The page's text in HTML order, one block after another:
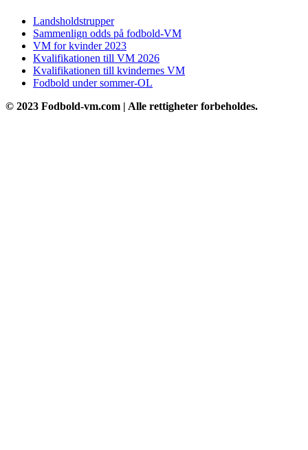
Landsholdstrupper
Sammenlign odds på fodbold-VM
VM for kvinder 2023
Kvalifikationen till VM 2026
Kvalifikationen till kvindernes VM
Fodbold under sommer-OL
© 2023 Fodbold-vm.com | Alle rettigheter forbeholdes.